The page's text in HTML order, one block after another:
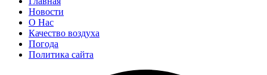
Новости
О Нас
Качество воздуха
Погода
Политика сайта